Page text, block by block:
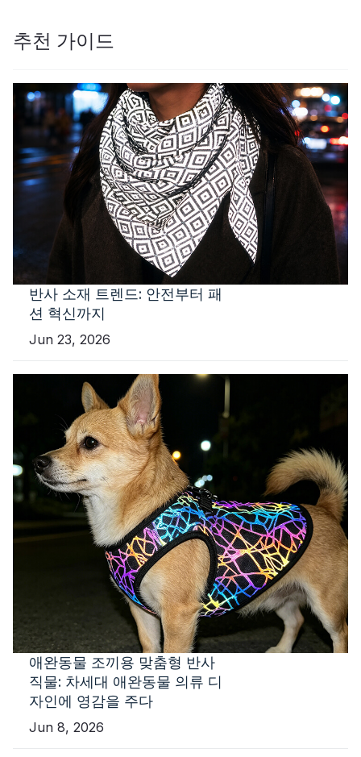
추천 가이드
반사 소재 트렌드: 안전부터 패
션 혁신까지
Jun 23, 2026
애완동물 조끼용 맞춤형 반사
직물: 차세대 애완동물 의류 디
자인에 영감을 주다
Jun 8, 2026